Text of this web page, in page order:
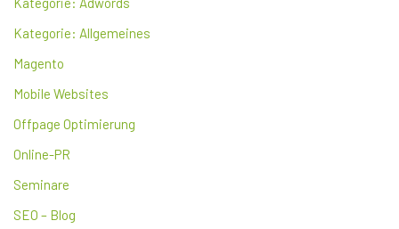
Kategorie: Allgemeines
Magento
Mobile Websites
Offpage Optimierung
Online-PR
Seminare
SEO – Blog